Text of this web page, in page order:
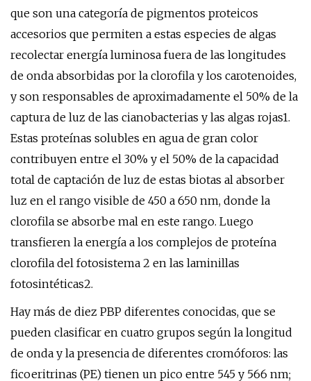
que son una categoría de pigmentos proteicos
accesorios que permiten a estas especies de algas
recolectar energía luminosa fuera de las longitudes
de onda absorbidas por la clorofila y los carotenoides,
y son responsables de aproximadamente el 50% de la
captura de luz de las cianobacterias y las algas rojas1.
Estas proteínas solubles en agua de gran color
contribuyen entre el 30% y el 50% de la capacidad
total de captación de luz de estas biotas al absorber
luz en el rango visible de 450 a 650 nm, donde la
clorofila se absorbe mal en este rango. Luego
transfieren la energía a los complejos de proteína
clorofila del fotosistema 2 en las laminillas
fotosintéticas2.
Hay más de diez PBP diferentes conocidas, que se
pueden clasificar en cuatro grupos según la longitud
de onda y la presencia de diferentes cromóforos: las
ficoeritrinas (PE) tienen un pico entre 545 y 566 nm;